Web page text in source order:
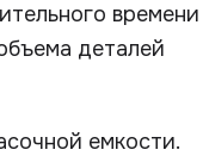
времени
деталей
емкости.